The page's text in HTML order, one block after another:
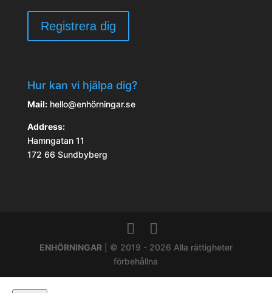
Hur kan vi hjälpa dig?
Mail:hello@enhörningar.se
Address:
Hamngatan 11
172 66 Sundbyberg
ENHÖRNINGAR| © 2019 - 2026 Alla rättigheter
förbehållna